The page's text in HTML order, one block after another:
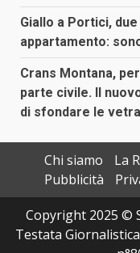
Giallo a Portici,
appartamento:
Crans Montana,
parte civile. Il
di sfondare le
Chi siamo
La
Pubblicità
Copyright 2025 ©
Testata